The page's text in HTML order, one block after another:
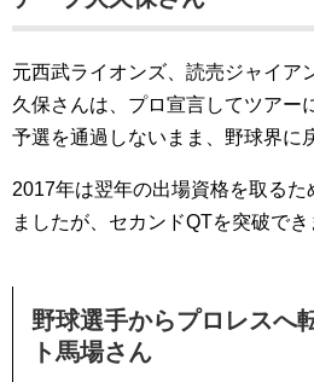
元西武ライオンズ、読売ジャイア
久保さんは、プロ宣言してツアー
予選を通過しないまま、野球界に
2017年は翌年の出場資格を取るた
ましたが、セカンドQTを突破でき
野球選手からプロレスへ
ト馬場さん